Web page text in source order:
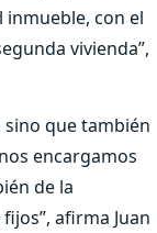
con el
vivienda”,
sino que también
encargamos
de la
afirma Juan